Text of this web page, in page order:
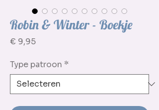
Robin & Winter - Boekje
€ 9,95Prijs
Type patroon *